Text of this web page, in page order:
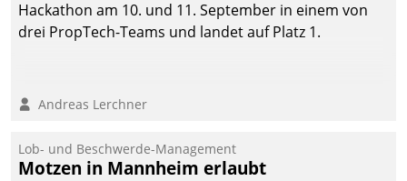
Hackathon am 10. und 11. September in einem von
drei PropTech-Teams und landet auf Platz 1.
Andreas Lerchner
Lob- und Beschwerde-Management
Motzen in Mannheim erlaubt